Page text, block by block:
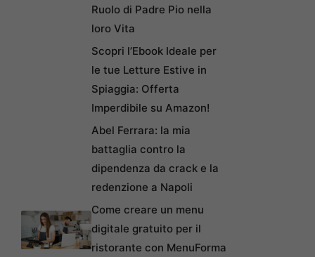
Ruolo di Padre Pio nella
loro Vita
Scopri l’Ebook Ideale per
le tue Letture Estive in
Spiaggia: Offerta
Imperdibile su Amazon!
Abel Ferrara: la mia
battaglia contro la
dipendenza da crack e la
redenzione a Napoli
Come creare un menu
digitale gratuito per il
ristorante con MenuForma